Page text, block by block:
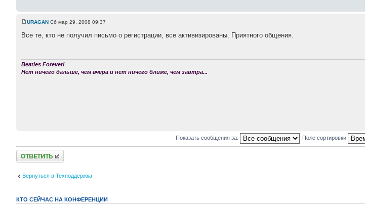
URAGAN Сб мар 29, 2008 09:37
Все те, кто не получил письмо о регистрации, все активизированы. Приятного общения.
Beatles Forever!
Нет ничего дальше, чем вчера и нет ничего ближе, чем завтра...
Показать сообщения за: Поле сортировки
Ответить
Вернуться в Техподдержка
КТО СЕЙЧАС НА КОНФЕРЕНЦИИ